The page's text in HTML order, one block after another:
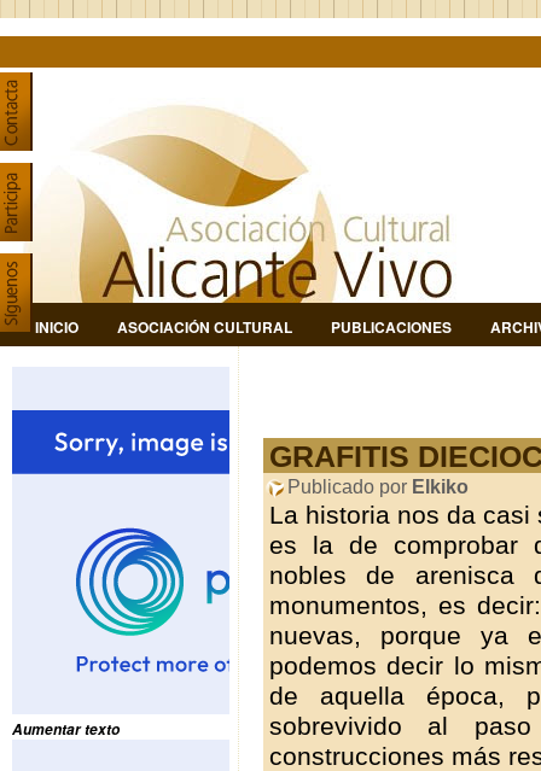
INICIO ASOCIACIÓN CULTURAL PUBLICACIONES
Aumentar texto
GRAFITIS
Publicado por Elkiko
La historia nos da
es la de comprobar
nobles de arenisca
monumentos, es
nuevas, porque ya
podemos decir lo
de aquella época,
sobrevivido al
construcciones más